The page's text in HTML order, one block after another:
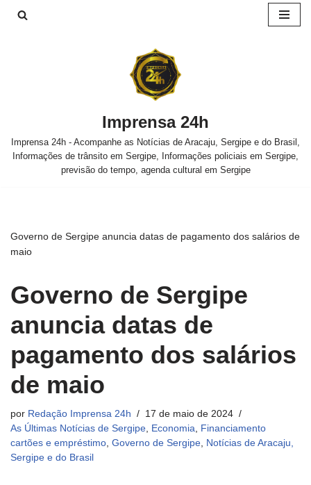
Imprensa 24h
Imprensa 24h - Acompanhe as Notícias de Aracaju, Sergipe e do Brasil,
Informações de trânsito em Sergipe, Informações policiais em Sergipe,
previsão do tempo, agenda cultural em Sergipe
Governo de Sergipe anuncia datas de pagamento dos salários de
maio
Governo de Sergipe
anuncia datas de
pagamento dos salários
de maio
por Redação Imprensa 24h
17 de maio de 2024
As Últimas Notícias de Sergipe, Economia, Financiamento
cartões e empréstimo, Governo de Sergipe, Notícias de Aracaju,
Sergipe e do Brasil